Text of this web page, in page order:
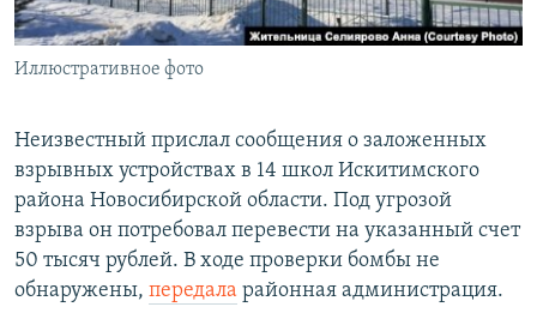
Иллюстративное фото
Неизвестный прислал сообщения о заложенных
взрывных устройствах в 14 школ Искитимского
района Новосибирской области. Под угрозой
взрыва он потребовал перевести на указанный счет
50 тысяч рублей. В ходе проверки бомбы не
обнаружены, передала районная администрация.